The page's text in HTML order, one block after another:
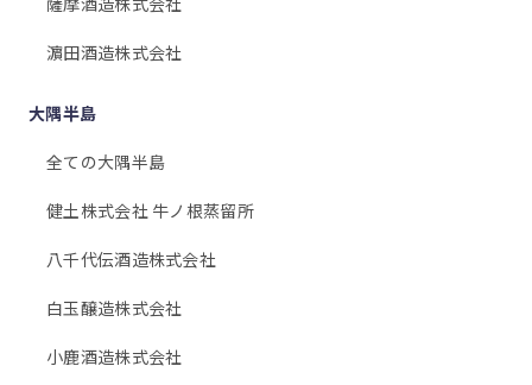
濵田酒造株式会社
大隅半島
全ての大隅半島
健土株式会社 牛ノ根蒸留所
八千代伝酒造株式会社
白玉醸造株式会社
小鹿酒造株式会社